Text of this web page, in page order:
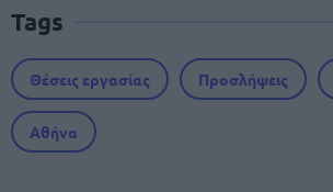
Tags
Θέσεις εργασίας Προσλήψεις
Αθήνα